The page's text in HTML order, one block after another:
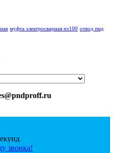
муфта электросварная пэ100 отвод пнд
звонка!